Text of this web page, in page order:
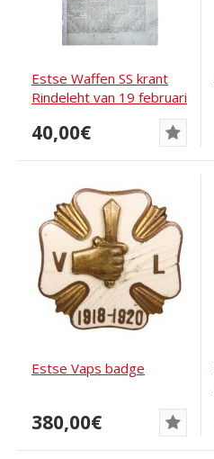
Estse Waffen SS krant
Rindeleht van 19 februari
40,00€
Estse Vaps badge
380,00€